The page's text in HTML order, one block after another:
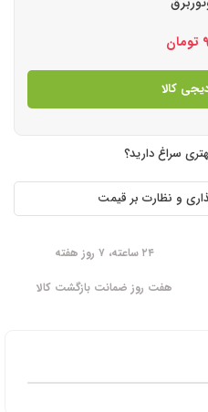
تومان
کالا
سراغ دارید؟
و نظارت بر قیمت
۲۴ ساعته، ۷ روز هفته
هفت روز ضمانت بازگشت کالا